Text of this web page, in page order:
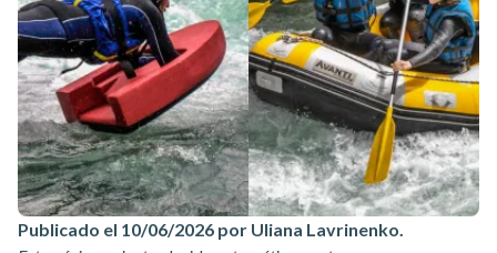
Publicado el 10/06/2026 por Uliana Lavrinenko.